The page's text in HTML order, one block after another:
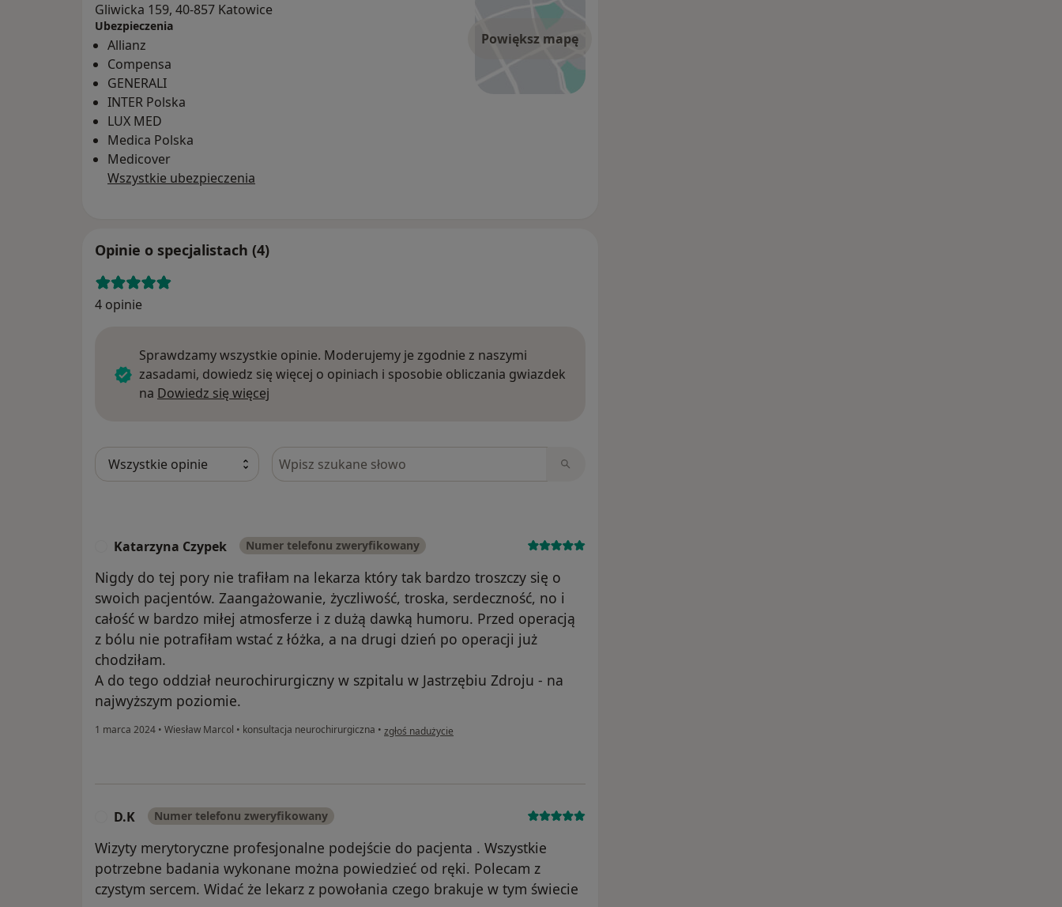
Powiększ mapę
Gliwicka 159, 40-857 Katowice
Ubezpieczenia
Allianz
Compensa
GENERALI
INTER Polska
LUX MED
Medica Polska
Medicover
Wszystkie ubezpieczenia
Opinie o specjalistach (4)
4 opinie
Sprawdzamy wszystkie opinie. Moderujemy je zgodnie z naszymi
zasadami, dowiedz się więcej o opiniach i sposobie obliczania gwiazdek
na Dowiedz się więcej
Szukaj w opiniach
Katarzyna Czypek Numer telefonu zweryfikowany
Nigdy do tej pory nie trafiłam na lekarza który tak bardzo troszczy się o
swoich pacjentów. Zaangażowanie, życzliwość, troska, serdeczność, no i
całość w bardzo miłej atmosferze i z dużą dawką humoru. Przed operacją
z bólu nie potrafiłam wstać z łóżka, a na drugi dzień po operacji już
chodziłam.
A do tego oddział neurochirurgiczny w szpitalu w Jastrzębiu Zdroju - na
najwyższym poziomie.
1 marca 2024 • Wiesław Marcol • konsultacja neurochirurgiczna • w opinii użytkownika Katarzyna Czypek
zgłoś nadużycie
D.K Numer telefonu zweryfikowany
Wizyty merytoryczne profesjonalne podejście do pacjenta . Wszystkie
potrzebne badania wykonane można powiedzieć od ręki. Polecam z
czystym sercem. Widać że lekarz z powołania czego brakuje w tym świecie